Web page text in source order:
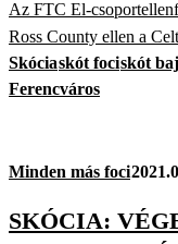
Az FTC El-
Ross County ellen a
Skóciaskót fociskót
Ferencváros
Minden más foci
SKÓCIA: